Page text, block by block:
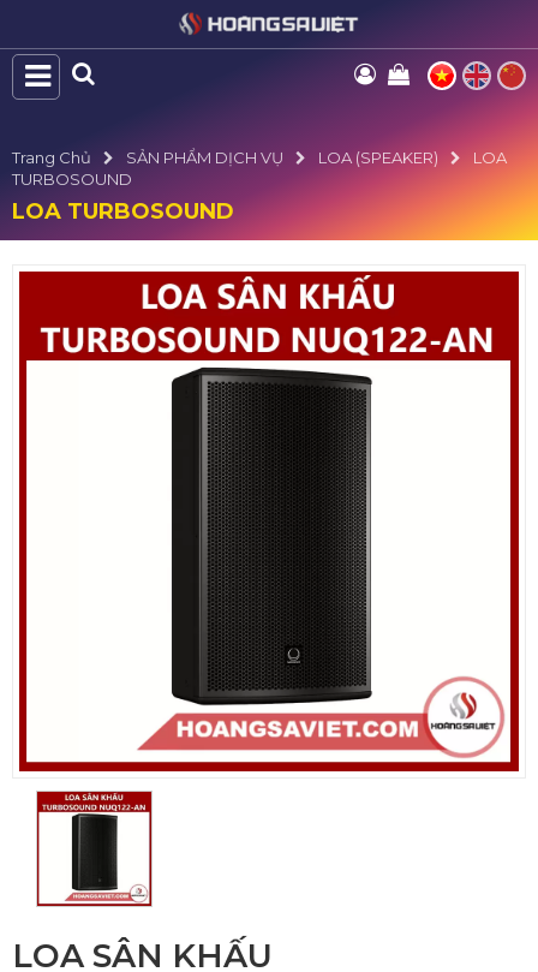
Trang Chủ SẢN PHẨM DỊCH VỤ LOA (SPEAKER)
LOA
TURBOSOUND
LOA TURBOSOUND
LOA SÂN KHẤU